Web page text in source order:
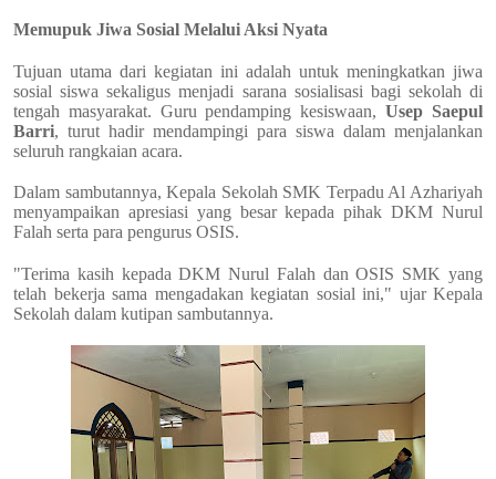
Memupuk Jiwa Sosial Melalui Aksi Nyata
Tujuan utama dari kegiatan ini adalah untuk meningkatkan jiwa
sosial siswa sekaligus menjadi sarana sosialisasi bagi sekolah di
tengah masyarakat. Guru pendamping kesiswaan,Usep Saepul
Barri, turut hadir mendampingi para siswa dalam menjalankan
seluruh rangkaian acara.
Dalam sambutannya, Kepala Sekolah SMK Terpadu Al Azhariyah
menyampaikan apresiasi yang besar kepada pihak DKM Nurul
Falah serta para pengurus OSIS.
"Terima kasih kepada DKM Nurul Falah dan OSIS SMK yang
telah bekerja sama mengadakan kegiatan sosial ini," ujar Kepala
Sekolah dalam kutipan sambutannya.